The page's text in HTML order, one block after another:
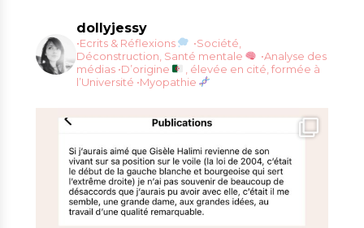
dollyjessy
•Ecrits & Réflexions
•Société,
Déconstruction, Santé mentale
•Analyse des
médias •D’origine
, élevée en cité, formée à
l’Université •Myopathie